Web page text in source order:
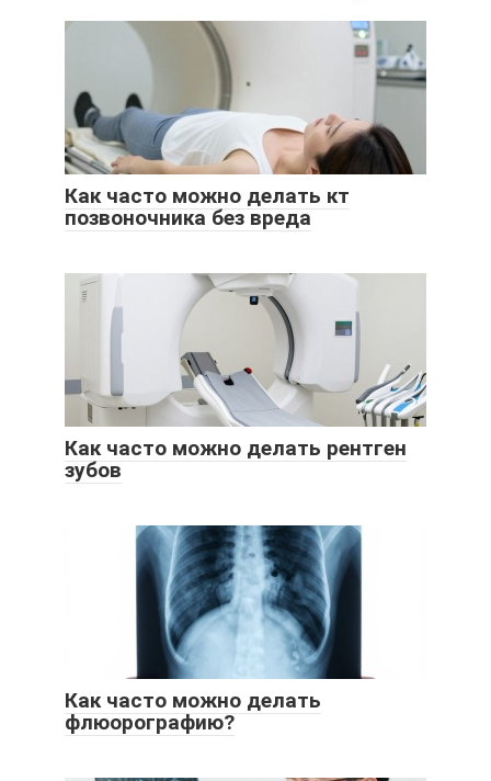
Как часто можно делать кт
позвоночника без вреда
Как часто можно делать рентген
зубов
Как часто можно делать
флюорографию?